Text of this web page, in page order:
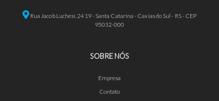
Rua Jacob Luchesi, 2419 - Santa Catarina - Caxias do Sul - RS - CEP
95032-000
SOBRE NÓS
Empresa
Contato